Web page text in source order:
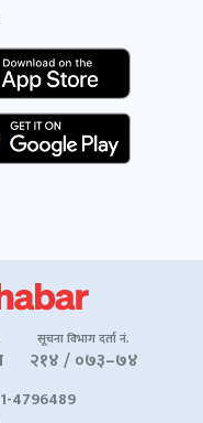
सूचना विभाग दर्ता नं.
२१४ / ०७३–७४
4796489